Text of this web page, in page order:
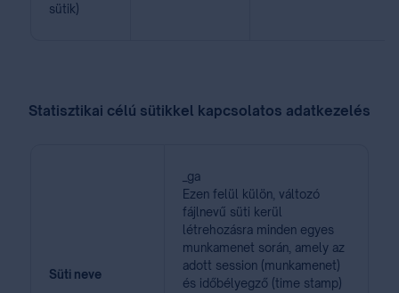
sütik)
Statisztikai célú sütikkel kapcsolatos adatkezelés
Süti neve
_ga
Ezen felül külön, változó
fájlnevű süti kerül
létrehozásra minden egyes
munkamenet során, amely az
adott session (munkamenet)
és időbélyegző (time stamp)